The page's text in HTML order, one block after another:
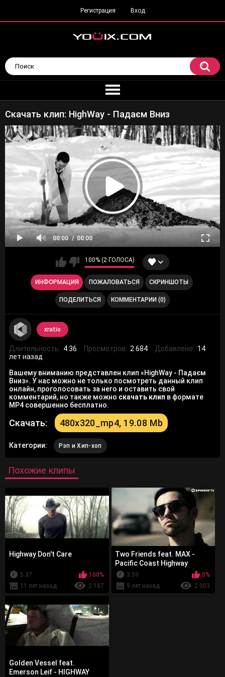
Регистрация Вход
Скачать клип: HighWay - Падаєм Вниз
00:00 00:00
100% (2 ГОЛОСА)
ИНФОРМАЦИЯ ПОЖАЛОВАТЬСЯ СКРИНШОТЫ
ПОДЕЛИТЬСЯ КОММЕНТАРИИ (0)
xratio
Длительность: 4:36 Просмотров: 2 684 Добавлено: 14
лет назад
Вашему вниманию представлен клип «HighWay - Падаєм
Вниз». У нас можно не только посмотреть данный клип
онлайн, проголосовать за него и оставить свой
комментарий, но также можно скачать клип в формате
MP4 совершенно бесплатно.
Скачать: 480x320_mp4, 19.08 Mb
Категории: Рэп и Хип-хоп
Похожие клипы
Highway Don't Care
5:37
100%
11 лет назад
2 187
Two Friends feat. MAX -
Pacific Coast Highway
3:59
0%
9 лет назад
2 003
Golden Vessel feat.
Emerson Leif - HIGHWAY